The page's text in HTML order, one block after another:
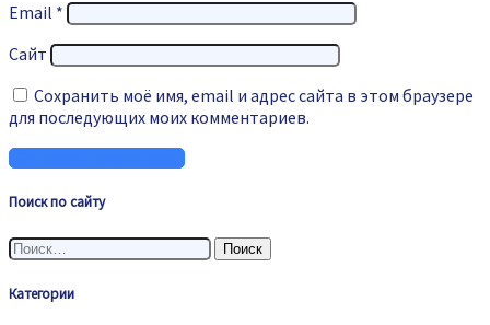
Email *
Сайт
Сохранить моё имя, email и адрес сайта в этом браузере
для последующих моих комментариев.
Поиск по сайту
Найти:
Категории